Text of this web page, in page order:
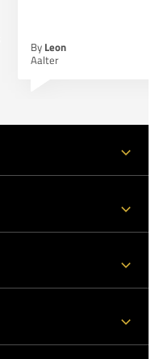
By Leon
Aalter